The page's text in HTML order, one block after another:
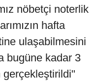
nöbetçi noterlik
hafta
ulaşabilmesini
bugüne kadar 3